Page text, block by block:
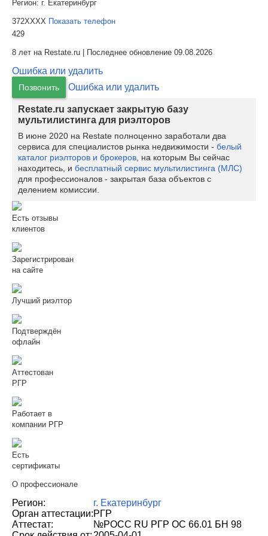
Регион: г. Екатеринбург
372XXXX Показать телефон
429
8 лет на Restate.ru | Последнее обновление 09.08.2026
Ошибка или удалить
Позвонить Ошибка или удалить
Restate.ru запускает закрытую базу
мультилистинга для риэлторов
В июне 2020 на Restate полноценно заработали два
сервиса для специалистов рынка недвижимости - белый
каталог риэлторов и брокеров , на которым Вы сейчас
находитесь, и бесплатный сервис мультилистинга (МЛС)
для профессионалов - закрытая база объектов с
делением комиссии.
Есть отзывы
клиентов
Зарегистрирован
на сайте
Лучший риэлтор
Подтверждён
офлайн
Аттестован
РГР
Работает в
компании РГР
Есть
сертификаты
О профессионале
Регион:
г. Екатеринбург
Орган аттестации:РГР
Аттестат:
№РОСС RU РГР ОС 66.01 БН 98